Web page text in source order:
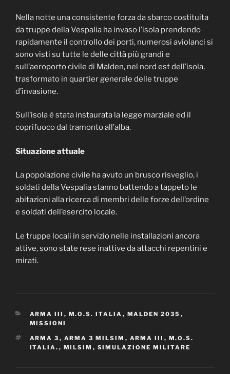
Nella notte una consistente forza da sbarco costituita
da truppe della Vespalia ha invaso l’isola prendendo
rapidamente il controllo dei porti, numerosi aviolanci si
sono visti su tutte le delle città più grandi e
sull’aeroporto civile di Malden, nel nord est dell’isola,
trasformato in quartier generale delle truppe
d’invasione.
Sull’isola è stata instaurata la legge marziale ed il
coprifuoco dal tramonto all’alba.
Situazione attuale
La popolazione civile ha avuto un brusco risveglio, i
soldati della Vespalia stanno battendo a tappeto le
abitazioni alla ricerca di membri delle forze dell’ordine
e soldati dell’esercito locale.
Le truppe locali in servizio nelle installazioni ancora
attive, sono state rese inattive da attacchi repentini e
mirati.
CATEGORIE
ARMA III , M.O.S. ITALIA , MALDEN 2035 ,
MISSIONI
TAG
ARMA 3 , ARMA 3 MILSIM , ARMA III , M.O.S.
ITALIA. , MILSIM , SIMULAZIONE MILITARE